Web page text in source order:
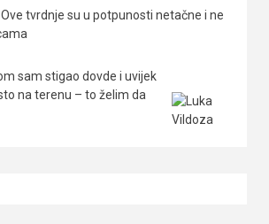
tvrdnje su u potpunosti netačne i ne
sam stigao dovde i uvijek
na terenu – to želim da